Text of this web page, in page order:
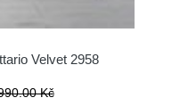
Velvet 2958
Kč